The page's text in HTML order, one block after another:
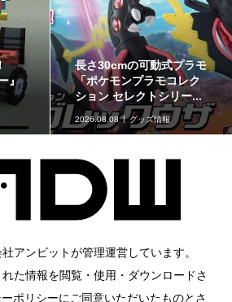
ャ
ケ
...
最初のパートナーポケモ
ンなど30種！「ポケット
モンスター30周年 ミニ...
2026.08.07 グッズ情報
アンビットが管理運営しています。
た情報を閲覧・使用・ダウンロードさ
ポリシーにご同意いただいたものとさ